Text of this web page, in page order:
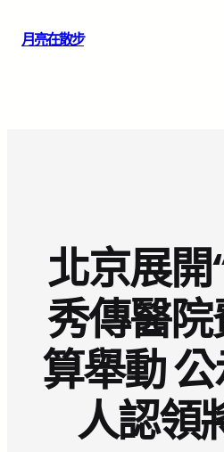
月亮在散步
北京展
秀傳醫院
算舉動
人認領